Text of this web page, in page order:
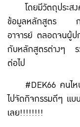
โดยมีวัตถุประส
ข้อมูลหลักสูตร การ
อาจารย์ ตลอดจนผู้ป
กับหลักสูตรต่างๆ รว
ต่อไป
#DEK66 คนไห
ไปจัดกิจกรรมดีๆ แบ
เลย!!!!!!!!